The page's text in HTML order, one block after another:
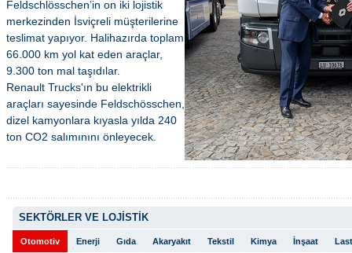
Feldschlösschen’in on iki lojistik
merkezinden İsviçreli müşterilerine
teslimat yapıyor. Halihazırda toplam
66.000 km yol kat eden araçlar,
9.300 ton mal taşıdılar.
Renault Trucks'ın bu elektrikli
araçları sayesinde Feldschösschen,
dizel kamyonlara kıyasla yılda 240
ton CO2 salımınını önleyecek.
SEKTÖRLER VE LOJİSTİK
Otomotiv Enerji Gıda Akaryakıt Tekstil Kimya İnşaat